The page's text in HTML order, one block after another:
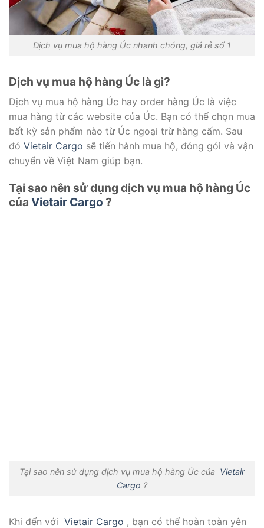
Dịch vụ mua hộ hàng Úc nhanh chóng, giá rẻ số 1
Dịch vụ mua hộ hàng Úc là gì?
Dịch vụ mua hộ hàng Úc hay order hàng Úc là việc
mua hàng từ các website của Úc. Bạn có thể chọn mua
bất kỳ sản phẩm nào từ Úc ngoại trừ hàng cấm. Sau
đó Vietair Cargo sẽ tiến hành mua hộ, đóng gói và vận
chuyển về Việt Nam giúp bạn.
Tại sao nên sử dụng dịch vụ mua hộ hàng Úc
của Vietair Cargo ?
Tại sao nên sử dụng dịch vụ mua hộ hàng Úc của Vietair
Cargo ?
Khi đến với Vietair Cargo , bạn có thể hoàn toàn yên